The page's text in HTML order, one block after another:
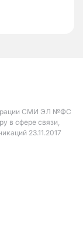
СМИ ЭЛ №ФС
в сфере связи,
23.11.2017